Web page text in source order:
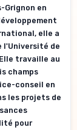
en
elle a
l'Université de
travaille au
champs
conseil en
les projets de
pour